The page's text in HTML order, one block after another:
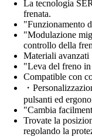
La tecnologia
frenata.
"Funzionamento
"Modulazione
controllo della
Materiali avanzati
"Leva del freno
Compatible con
・
pulsanti ed
"Cambia
Trovate la
regolando la